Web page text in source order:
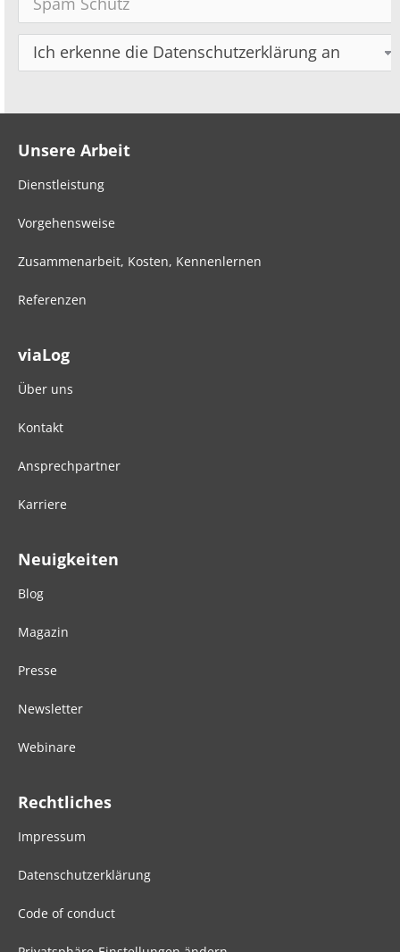
Unsere Arbeit
Dienstleistung
Vorgehensweise
Zusammenarbeit, Kosten, Kennenlernen
Referenzen
viaLog
Über uns
Kontakt
Ansprechpartner
Karriere
Neuigkeiten
Blog
Magazin
Presse
Newsletter
Webinare
Rechtliches
Impressum
Datenschutzerklärung
Code of conduct